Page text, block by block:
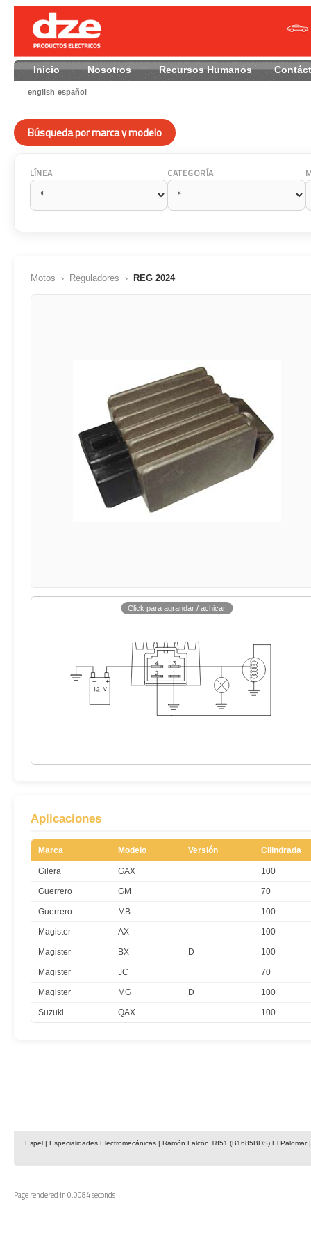
Inicio Nosotros Recursos Humanos
english español
Búsqueda por marca y modelo
LÍNEA CATEGORÍA
Motos › Reguladores › REG 2024
Click para agrandar / achicar
Aplicaciones
Marca Modelo Versión Cilindrada
Gilera GAX 100
Guerrero GM 70
Guerrero MB 100
Magister AX 100
Magister BX D 100
Magister JC 70
Magister MG D 100
Suzuki QAX 100
Espel | Especialidades Electromecánicas | Ramón Falcón 1851 (B1685BDS) El
Page rendered in 0.0084 seconds